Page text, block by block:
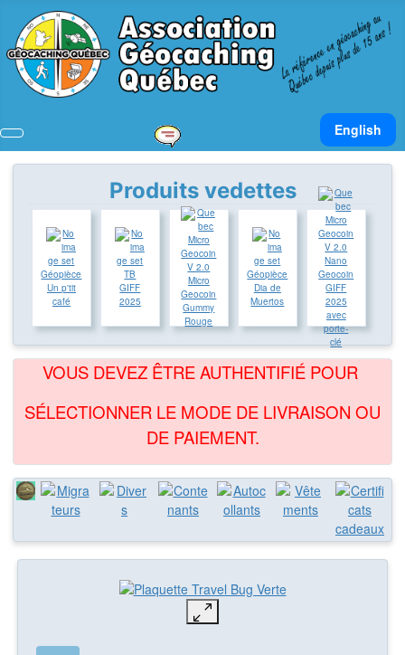
Sélectionnez
English
Produits vedettes
Géopièce
Un p'tit
café
TB
GIFF
2025
Micro
Geocoin
Gummy
Rouge
Géopièce
Dia de
Muertos
Nano
Geocoin
GIFF
2025
avec
porte-
clé
VOUS DEVEZ ÊTRE AUTHENTIFIÉ POUR
SÉLECTIONNER LE MODE DE LIVRAISON OU
DE PAIEMENT.